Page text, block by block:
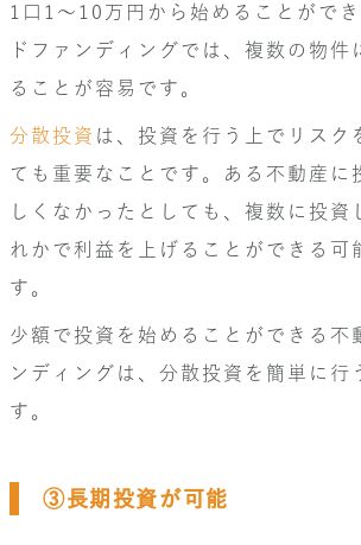
1口1〜10万円から始めることがで
ドファンディングでは、複数の物件
ることが容易です。
分散投資 は、投資を行う上でリスク
ても重要なことです。ある不動産に
しくなかったとしても、複数に投資
れかで利益を上げることができる可
す。
少額で投資を始めることができる不
ンディングは、分散投資を簡単に行
す。
③長期投資が可能